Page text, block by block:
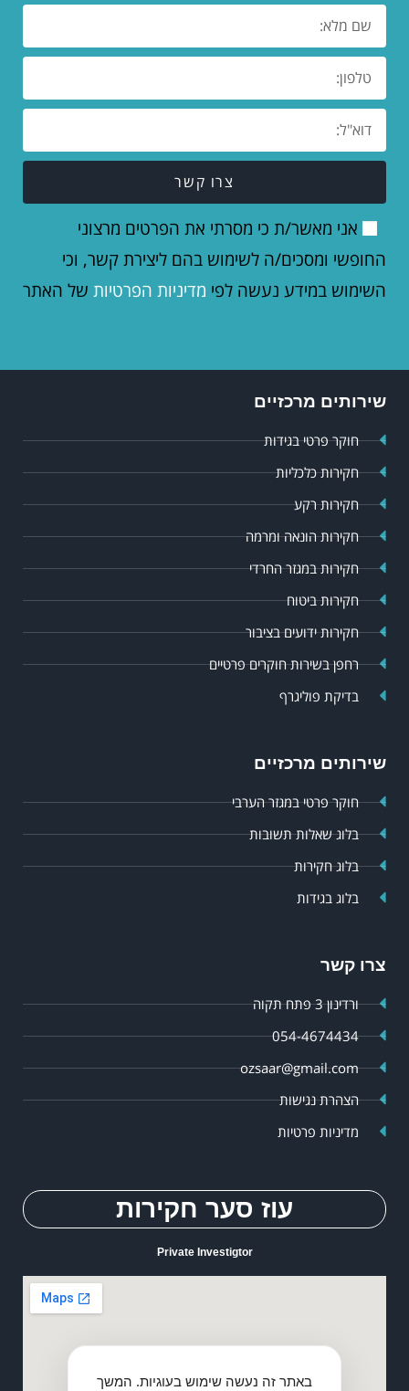
אני מאשר/ת כי מסרתי את הפרטים מרצוני
החופשי ומסכים/ה לשימוש בהם ליצירת קשר, וכי
השימוש במידע נעשה לפי מדיניות הפרטיות של האתר
צרו קשר
שירותים מרכזיים
חוקר פרטי בגידות
חקירות כלכליות
חקירות רקע
חקירות הונאה ומרמה
חקירות במגזר החרדי
חקירות ביטוח
חקירות ידועים בציבור
רחפן בשירות חוקרים פרטיים
בדיקת פוליגרף
שירותים מרכזיים
חוקר פרטי במגזר הערבי
בלוג שאלות תשובות
בלוג חקירות
בלוג בגידות
צרו קשר
ורדינון 3 פתח תקוה
054-4674434
ozsaar@gmail.com
הצהרת נגישות
מדיניות פרטיות
עוז סער חקירות
Private Investigtor
באתר זה נעשה שימוש בעוגיות. המשך